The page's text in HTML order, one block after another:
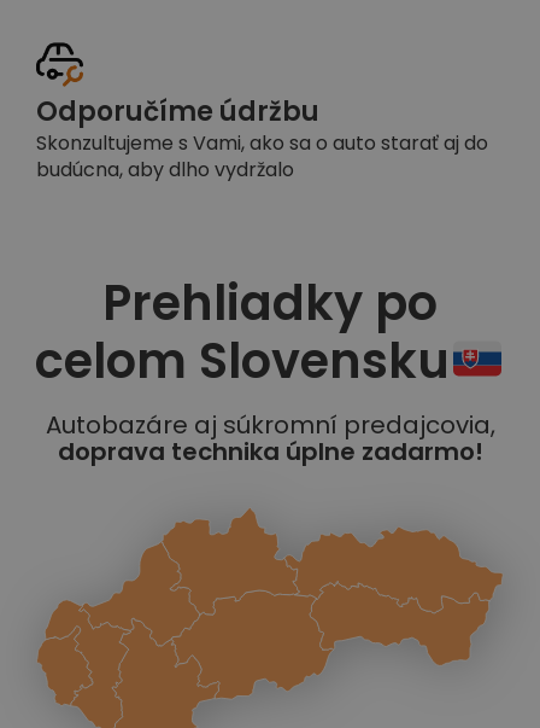
Odporučíme údržbu
Skonzultujeme s Vami, ako sa o auto starať aj do
budúcna, aby dlho vydržalo
Prehliadky po
celom Slovensku
Autobazáre aj súkromní predajcovia,
doprava technika úplne zadarmo!